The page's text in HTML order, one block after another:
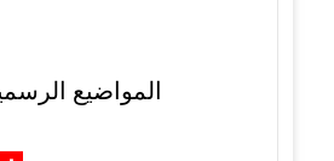
المواضيع